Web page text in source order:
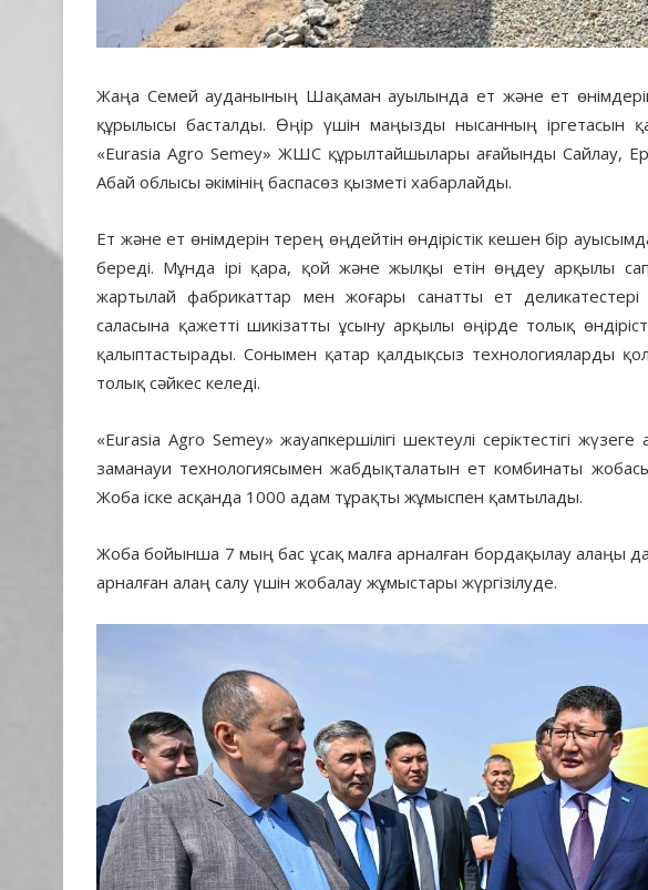
Жаңа Семей ауданының Шақаман ауылында ет және ет өнімдерін
құрылысы басталды. Өңір үшін маңызды нысанның іргетасын
«Eurasia Agro Semey» ЖШС құрылтайшылары ағайынды Сайлау,
Абай облысы әкімінің баспасөз қызметі хабарлайды.
Ет және ет өнімдерін терең өңдейтін өндірістік кешен бір
береді. Мұнда ірі қара, қой және жылқы етін өңдеу арқылы
жартылай фабрикаттар мен жоғары санатты ет деликатестері
саласына қажетті шикізатты ұсыну арқылы өңірде толық
қалыптастырады. Сонымен қатар қалдықсыз технологияларды
толық сәйкес келеді.
«Eurasia Agro Semey» жауапкершілігі шектеулі серіктестігі
заманауи технологиясымен жабдықталатын ет комбинаты
Жоба іске асқанда 1000 адам тұрақты жұмыспен қамтылады.
Жоба бойынша 7 мың бас ұсақ малға арналған бордақылау алаңы
арналған алаң салу үшін жобалау жұмыстары жүргізілуде.